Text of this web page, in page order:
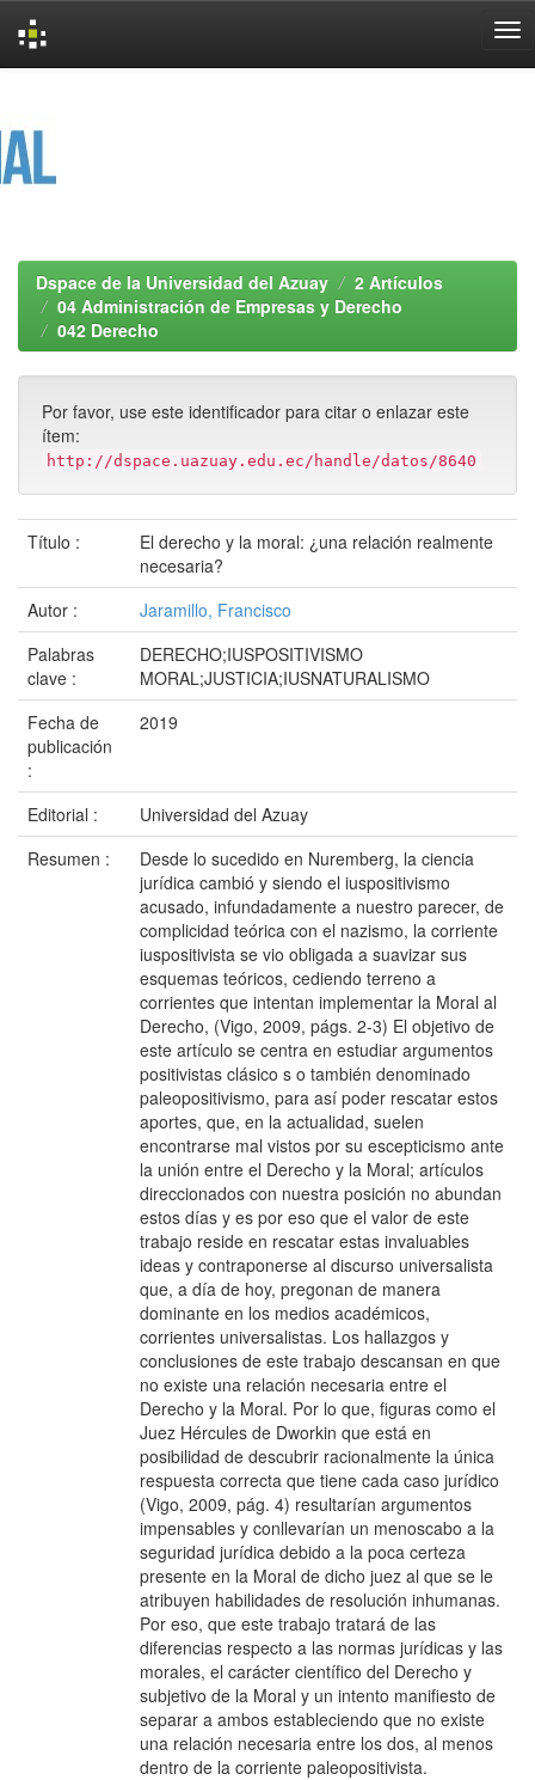
Dspace de la Universidad del Azuay
2 Artículos
04 Administración de Empresas y Derecho
042 Derecho
Por favor, use este identificador para citar o enlazar este
ítem:
http://dspace.uazuay.edu.ec/handle/datos/8640
Título :
El derecho y la moral: ¿una relación realmente
necesaria?
Autor :
Jaramillo, Francisco
Palabras
clave :
DERECHO;IUSPOSITIVISMO
MORAL;JUSTICIA;IUSNATURALISMO
Fecha de
publicación
:
2019
Editorial :
Universidad del Azuay
Resumen :
Desde lo sucedido en Nuremberg, la ciencia
jurídica cambió y siendo el iuspositivismo
acusado, infundadamente a nuestro parecer, de
complicidad teórica con el nazismo, la corriente
iuspositivista se vio obligada a suavizar sus
esquemas teóricos, cediendo terreno a
corrientes que intentan implementar la Moral al
Derecho, (Vigo, 2009, págs. 2-3) El objetivo de
este artículo se centra en estudiar argumentos
positivistas clásico s o también denominado
paleopositivismo, para así poder rescatar estos
aportes, que, en la actualidad, suelen
encontrarse mal vistos por su escepticismo ante
la unión entre el Derecho y la Moral; artículos
direccionados con nuestra posición no abundan
estos días y es por eso que el valor de este
trabajo reside en rescatar estas invaluables
ideas y contraponerse al discurso universalista
que, a día de hoy, pregonan de manera
dominante en los medios académicos,
corrientes universalistas. Los hallazgos y
conclusiones de este trabajo descansan en que
no existe una relación necesaria entre el
Derecho y la Moral. Por lo que, figuras como el
Juez Hércules de Dworkin que está en
posibilidad de descubrir racionalmente la única
respuesta correcta que tiene cada caso jurídico
(Vigo, 2009, pág. 4) resultarían argumentos
impensables y conllevarían un menoscabo a la
seguridad jurídica debido a la poca certeza
presente en la Moral de dicho juez al que se le
atribuyen habilidades de resolución inhumanas.
Por eso, que este trabajo tratará de las
diferencias respecto a las normas jurídicas y las
morales, el carácter científico del Derecho y
subjetivo de la Moral y un intento manifiesto de
separar a ambos estableciendo que no existe
una relación necesaria entre los dos, al menos
dentro de la corriente paleopositivista.